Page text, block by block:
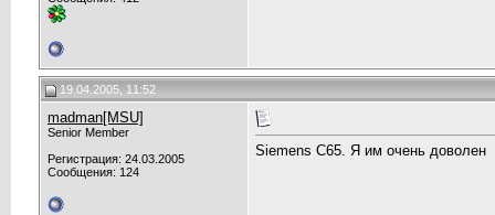
19.04.2005, 11:52
madman[MSU]
Senior Member
Регистрация: 24.03.2005
Сообщения: 124
Siemens C65. Я им очень доволен